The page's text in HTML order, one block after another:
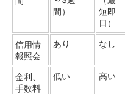
間）
短即
日）
信用情
報照会
あり なし
金利、
手数料
低い 高い